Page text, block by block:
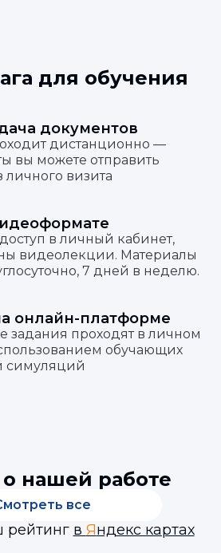
для обучения
документов
дистанционно —
вы можете отправить
личного визита
в личный кабинет,
видеолекции. Материалы
7 дней в неделю.
онлайн-платформе
задания проходят в личном
обучающих
симуляций
нашей работе
все
в Яндекс картах